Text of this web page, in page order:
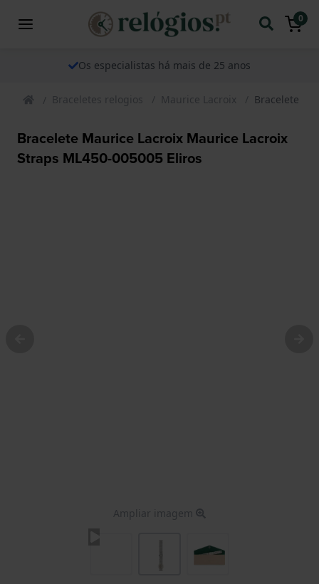
0
Os especialistas há mais de 25 anos
Braceletes relogios Maurice Lacroix Bracelete
Bracelete Maurice Lacroix Maurice Lacroix
Straps ML450-005005 Eliros
Ampliar imagem